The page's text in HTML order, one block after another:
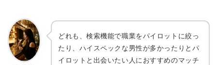
どれも、検索機能で職業をパイロットに絞っ
たり、ハイスペックな男性が多かったりとパ
イロットと出会いたい人におすすめのマッチ